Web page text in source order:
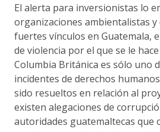
El alerta para inversionistas lo
organizaciones ambientalistas y
fuertes vínculos en Guatemala,
de violencia por el que se le
Columbia Británica es sólo uno
incidentes de derechos
sido resueltos en relación al
existen alegaciones de
autoridades guatemaltecas que